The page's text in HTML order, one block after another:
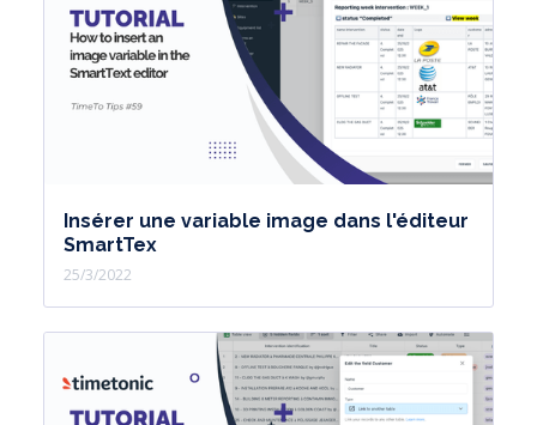
Insérer une variable image dans l'éditeur
SmartTex
25/3/2022